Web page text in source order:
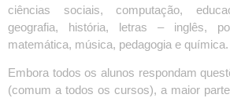
ciências sociais, computação,
geografia, história, letras – inglês,
matemática, música, pedagogia e química.
Embora todos os alunos respondam
(comum a todos os cursos), a maior